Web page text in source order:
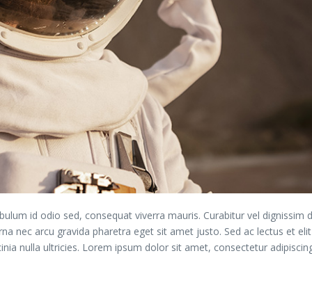
id odio sed, consequat viverra mauris. Curabitur vel dignissim
nec arcu gravida pharetra eget sit amet justo. Sed ac lectus et
nulla ultricies. Lorem ipsum dolor sit amet, consectetur